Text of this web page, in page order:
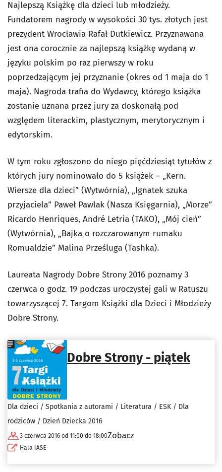
Najlepszą Książkę dla dzieci lub młodzieży.
Fundatorem nagrody w wysokości 30 tys. złotych jest
prezydent Wrocławia Rafał Dutkiewicz. Przyznawana
jest ona corocznie za najlepszą książkę wydaną w
języku polskim po raz pierwszy w roku
poprzedzającym jej przyznanie (okres od 1 maja do 1
maja). Nagroda trafia do Wydawcy, którego książka
zostanie uznana przez jury za doskonałą pod
względem literackim, plastycznym, merytorycznym i
edytorskim.
W tym roku zgłoszono do niego pięćdziesiąt tytułów z
których jury nominowało do 5 książek – „Kern.
Wiersze dla dzieci” (Wytwórnia), „Ignatek szuka
przyjaciela” Paweł Pawlak (Nasza Księgarnia), „Morze”
Ricardo Henriques, André Letria (TAKO), „Mój cień”
(Wytwórnia), „Bajka o rozczarowanym rumaku
Romualdzie” Malina Prześluga (Tashka).
Laureata Nagrody Dobre Strony 2016 poznamy 3
czerwca o godz. 19 podczas uroczystej gali w Ratuszu
towarzyszącej 7. Targom Książki dla Dzieci i Młodzieży
Dobre Strony.
Dobre Strony - piątek
Dla dzieci / Spotkania z autorami / Literatura / ESK / Dla
rodziców / Dzień Dziecka 2016
3 czerwca 2016 od 11:00 do 18:00
Hala IASE
Zobacz